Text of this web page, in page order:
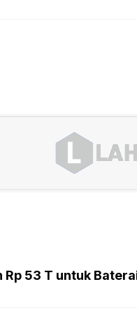
Rp 53 T untuk